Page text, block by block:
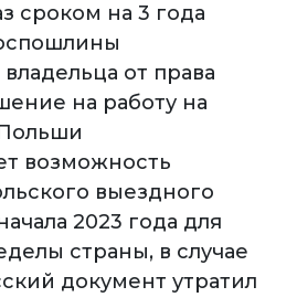
сроком на 3 года
от права
на работу на
возможность
выездного
2023 года для
страны, в случае
документ утратил